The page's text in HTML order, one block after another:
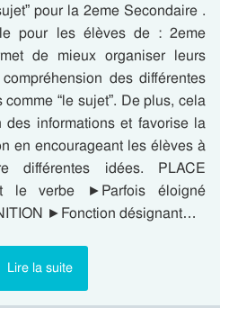
pour la 2eme Secondaire .
pour les élèves de : 2eme
de mieux organiser leurs
des différentes
“le sujet”. De plus, cela
informations et favorise la
en encourageant les élèves à
différentes idées. PLACE
le verbe ►Parfois éloigné
►Fonction désignant…
Lire la suite